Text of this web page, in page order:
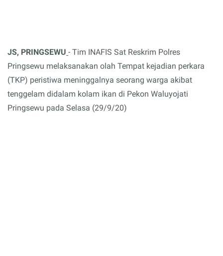
JS, PRINGSEWU - Tim INAFIS Sat Reskrim Polres
Pringsewu melaksanakan olah Tempat kejadian perkara
(TKP) peristiwa meninggalnya seorang warga akibat
tenggelam didalam kolam ikan di Pekon Waluyojati
Pringsewu pada Selasa (29/9/20)